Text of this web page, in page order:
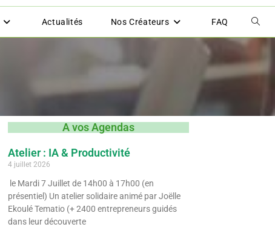
Actualités Nos Créateurs FAQ
A vos Agendas
Atelier : IA & Productivité
4 juillet 2026
le Mardi 7 Juillet de 14h00 à 17h00 (en
présentiel) Un atelier solidaire animé par Joëlle
Ekoulé Tematio (+ 2400 entrepreneurs guidés
dans leur découverte